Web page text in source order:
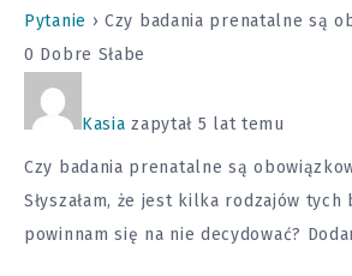
Pytanie ›Czy badania prenatalne są
0 Dobre Słabe
Kasia zapytał 5 lat temu
Czy badania prenatalne są
Słyszałam, że jest kilka rodzajów tych
powinnam się na nie decydować?